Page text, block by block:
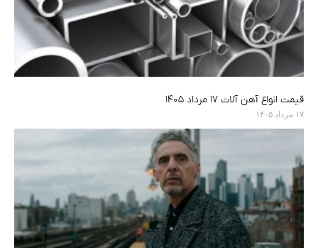
قیمت انواع آهن آلات ۱۷ مرداد ۱۴۰۵
۱۷ مرداد ۱۴۰۵